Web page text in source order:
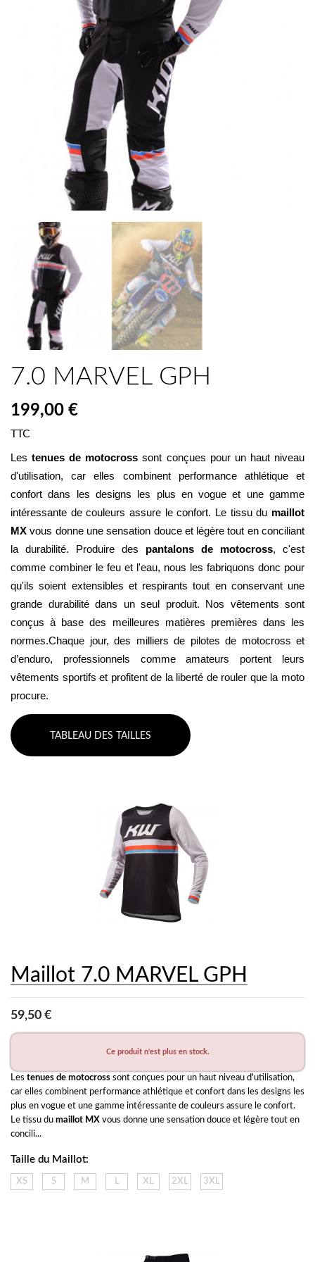
7.0 MARVEL GPH
199,00 €
TTC
Les tenues de motocross sont conçues pour un haut niveau
d'utilisation, car elles combinent performance athlétique et
confort dans les designs les plus en vogue et une gamme
intéressante de couleurs assure le confort. Le tissu du maillot
MX vous donne une sensation douce et légère tout en conciliant
la durabilité. Produire des pantalons de motocross, c'est
comme combiner le feu et l'eau, nous les fabriquons donc pour
qu'ils soient extensibles et respirants tout en conservant une
grande durabilité dans un seul produit. Nos vêtements sont
conçus à base des meilleures matières premières dans les
normes.Chaque jour, des milliers de pilotes de motocross et
d’enduro, professionnels comme amateurs portent leurs
vêtements sportifs et profitent de la liberté de rouler que la moto
procure.
TABLEAU DES TAILLES
Maillot 7.0 MARVEL GPH
59,50 €
Ce produit n'est plus en stock.
Les tenues de motocross sont conçues pour un haut niveau d'utilisation,
car elles combinent performance athlétique et confort dans les designs les
plus en vogue et une gamme intéressante de couleurs assure le confort.
Le tissu du maillot MX vous donne une sensation douce et légère tout en
concili...
Taille du Maillot:
XS S M L XL 2XL 3XL